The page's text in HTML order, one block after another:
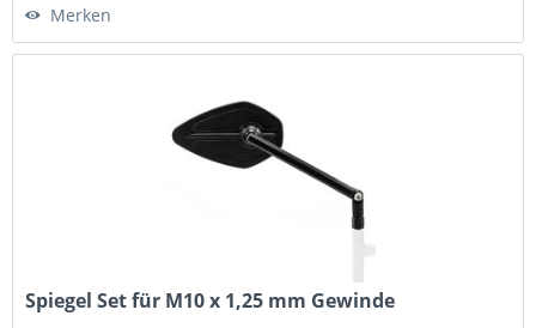
Merken
Spiegel Set für M10 x 1,25 mm Gewinde